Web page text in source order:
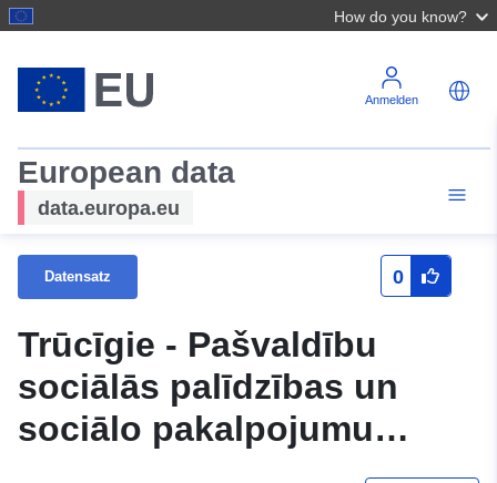
How do you know?
Anmelden
European data
data.europa.eu
Datensatz 0
Trūcīgie - Pašvaldību
sociālās palīdzības un
sociālo pakalpojumu
sistēmas (SOPA) dati -